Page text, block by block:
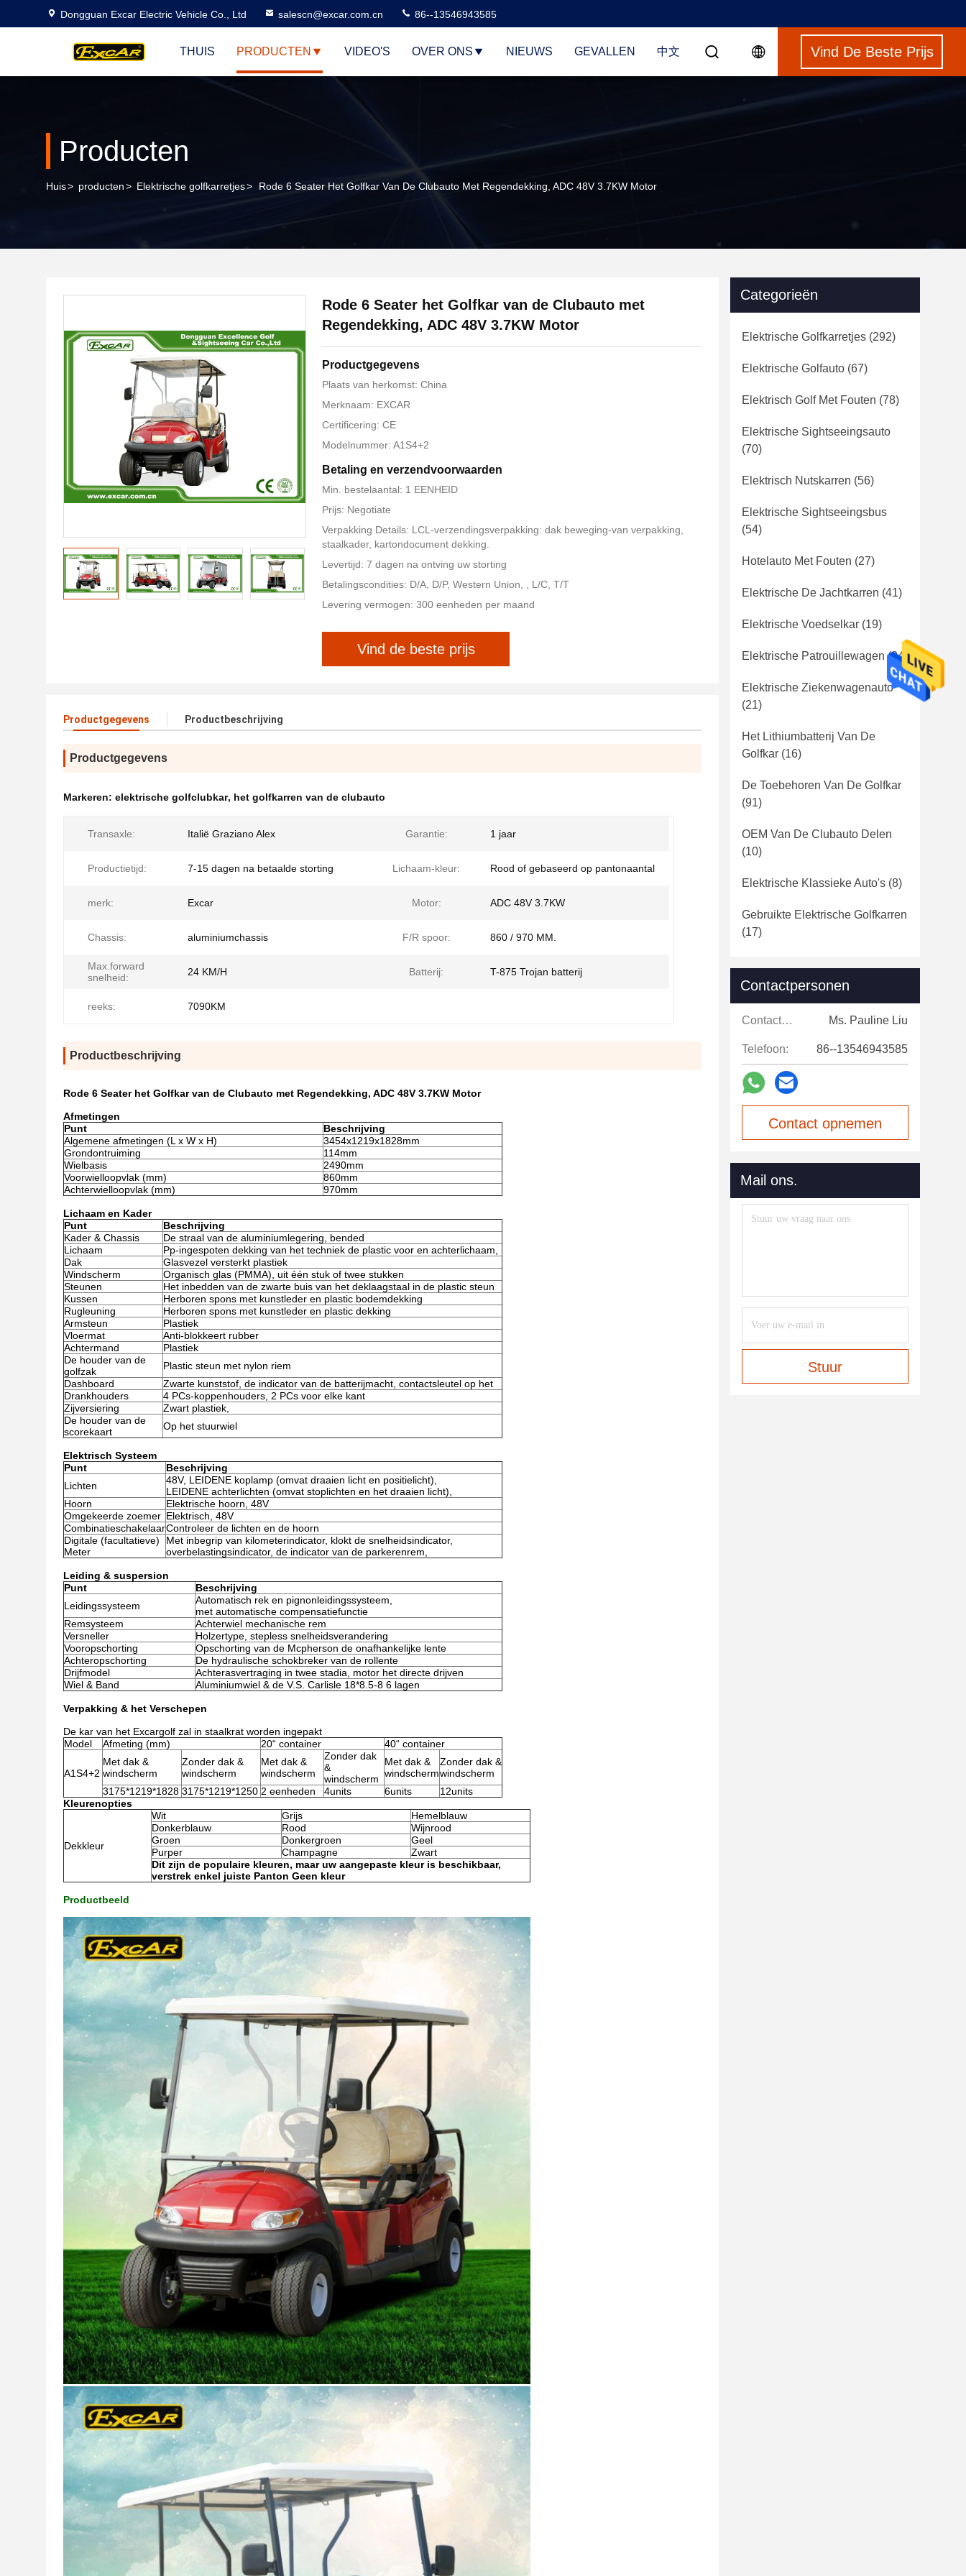
Dongguan Excar Electric Vehicle Co., Ltd salescn@excar.com.cn 86--13546943585
THUIS PRODUCTEN VIDEO'S OVER ONS NIEUWS GEVALLEN 中文 Vind De Beste Prijs
Producten
Huis> producten> Elektrische golfkarretjes> Rode 6 Seater Het Golfkar Van De Clubauto Met Regendekking, ADC 48V 3.7KW Motor
Rode 6 Seater het Golfkar van de Clubauto met
Regendekking, ADC 48V 3.7KW Motor
Productgegevens
Plaats van herkomst: China
Merknaam: EXCAR
Certificering: CE
Modelnummer: A1S4+2
Betaling en verzendvoorwaarden
Min. bestelaantal: 1 EENHEID
Prijs: Negotiate
Verpakking Details: LCL-verzendingsverpakking: dak beweging-van verpakking,
staalkader, kartondocument dekking.
Levertijd: 7 dagen na ontving uw storting
Betalingscondities: D/A, D/P, Western Union, , L/C, T/T
Levering vermogen: 300 eenheden per maand
Vind de beste prijs
Productgegevens Productbeschrijving
Productgegevens
Markeren: elektrische golfclubkar, het golfkarren van de clubauto
Transaxle: Italië Graziano Alex Garantie: 1 jaar
Productietijd: 7-15 dagen na betaalde storting Lichaam-kleur: Rood of gebaseerd op pantonaantal
merk: Excar Motor: ADC 48V 3.7KW
Chassis: aluminiumchassis F/R spoor: 860 / 970 MM.
Max.forward
snelheid:
24 KM/H Batterij: T-875 Trojan batterij
reeks: 7090KM
Productbeschrijving
Rode 6 Seater het Golfkar van de Clubauto met Regendekking, ADC 48V 3.7KW Motor
Afmetingen
Punt
Beschrijving
Algemene afmetingen (L x W x H)
3454x1219x1828mm
Grondontruiming
114mm
Wielbasis
2490mm
Voorwielloopvlak (mm)
860mm
Achterwielloopvlak (mm)
970mm
Lichaam en Kader
Punt
Beschrijving
Kader & Chassis
De straal van de aluminiumlegering, bended
Lichaam
Pp-ingespoten dekking van het techniek de plastic voor en achterlichaam,
Dak
Glasvezel versterkt plastiek
Windscherm
Organisch glas (PMMA), uit één stuk of twee stukken
Steunen
Het inbedden van de zwarte buis van het deklaagstaal in de plastic steun
Kussen
Herboren spons met kunstleder en plastic bodemdekking
Rugleuning
Herboren spons met kunstleder en plastic dekking
Armsteun
Plastiek
Vloermat
Anti-blokkeert rubber
Achtermand
Plastiek
De houder van de
golfzak
Plastic steun met nylon riem
Dashboard
Zwarte kunststof, de indicator van de batterijmacht, contactsleutel op het
Drankhouders
4 PCs-koppenhouders, 2 PCs voor elke kant
Zijversiering
Zwart plastiek,
De houder van de
scorekaart
Op het stuurwiel
Elektrisch Systeem
Punt
Beschrijving
Lichten
48V, LEIDENE koplamp (omvat draaien licht en positielicht),
LEIDENE achterlichten (omvat stoplichten en het draaien licht),
Hoorn
Elektrische hoorn, 48V
Omgekeerde zoemer Elektrisch, 48V
CombinatieschakelaarControleer de lichten en de hoorn
Digitale (facultatieve)
Meter
Met inbegrip van kilometerindicator, klokt de snelheidsindicator,
overbelastingsindicator, de indicator van de parkerenrem,
Leiding & suspersion
Punt
Beschrijving
Leidingssysteem
Automatisch rek en pignonleidingssysteem,
met automatische compensatiefunctie
Remsysteem
Achterwiel mechanische rem
Versneller
Holzertype, stepless snelheidsverandering
Vooropschorting
Opschorting van de Mcpherson de onafhankelijke lente
Achteropschorting
De hydraulische schokbreker van de rollente
Drijfmodel
Achterasvertraging in twee stadia, motor het directe drijven
Wiel & Band
Aluminiumwiel & de V.S. Carlisle 18*8.5-8 6 lagen
Verpakking & het Verschepen
De kar van het Excargolf zal in staalkrat worden ingepakt
Model
Afmeting (mm) 20“ container 40“ container
A1S4+2
Met dak &
windscherm
Zonder dak &
windscherm
Met dak &
windscherm
Zonder dak
&
windscherm
Met dak &
windscherm
Zonder dak &
windscherm
3175*1219*1828 3175*1219*1250 2 eenheden 4units 6units
12units
Kleurenopties
Dekkleur
Wit Grijs
Hemelblauw
Donkerblauw
Rood
Wijnrood
Groen
Donkergroen
Geel
Purper
Champagne
Zwart
Dit zijn de populaire kleuren, maar uw aangepaste kleur is beschikbaar,
verstrek enkel juiste Panton Geen kleur
Productbeeld
Categorieën
Elektrische Golfkarretjes (292)
Elektrische Golfauto (67)
Elektrisch Golf Met Fouten (78)
Elektrische Sightseeingsauto
(70)
Elektrisch Nutskarren (56)
Elektrische Sightseeingsbus
(54)
Hotelauto Met Fouten (27)
Elektrische De Jachtkarren (41)
Elektrische Voedselkar (19)
Elektrische Patrouillewagen (24)
Elektrische Ziekenwagenauto
(21)
Het Lithiumbatterij Van De
Golfkar (16)
De Toebehoren Van De Golfkar
(91)
OEM Van De Clubauto Delen
(10)
Elektrische Klassieke Auto's (8)
Gebruikte Elektrische Golfkarren
(17)
Contactpersonen
Contactpersonen: Ms. Pauline Liu
Telefoon: 86--13546943585
Contact opnemen
Mail ons.
Stuur